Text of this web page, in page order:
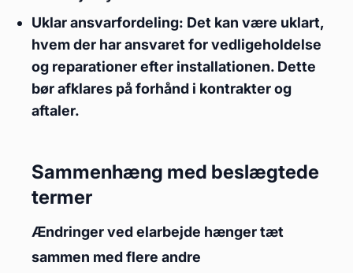
Uklar ansvarfordeling: Det kan være uklart,
hvem der har ansvaret for vedligeholdelse
og reparationer efter installationen. Dette
bør afklares på forhånd i kontrakter og
aftaler.
Sammenhæng med beslægtede
termer
Ændringer ved elarbejde hænger tæt
sammen med flere andre